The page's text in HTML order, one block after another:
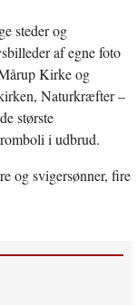
steder og
af egne foto
Kirke og
Naturkræfter –
største
i udbrud.
og svigersønner, fire